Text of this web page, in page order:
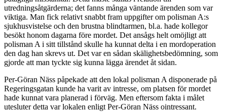
utredningsåtgärderna; det fanns många väntande ärenden som var
viktiga. Man fick relativt snabbt fram uppgifter om polisman A:s
sjukhusvistelse och den brustna blindtarmen, bl.a. hade kollegor
besökt honom dagarna före mordet. Det ansågs helt omöjligt att
polisman A i sitt tillstånd skulle ha kunnat delta i en mordoperation
den dag han skrevs ut. Det var en sådan skälighetsbedömning, som
gjorde att man tyckte sig kunna lägga ärendet åt sidan.
Per-Göran Näss påpekade att den lokal polisman A disponerade på
Regeringsgatan kunde ha varit av intresse, om platsen för mordet
hade kunnat vara planerad i förväg. Men eftersom fakta i målet
utesluter detta var lokalen enligt Per-Göran Näss ointressant.